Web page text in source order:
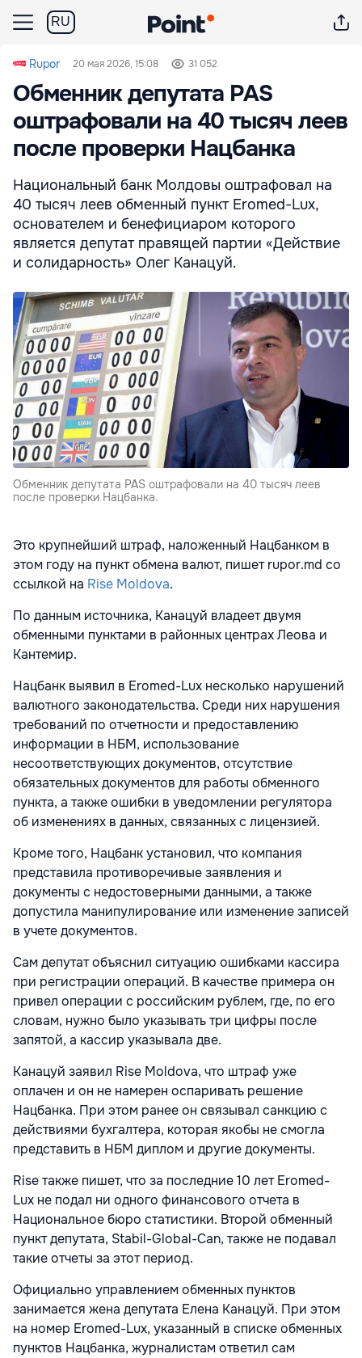
RU
Rupor 20 мая 2026, 15:08 31 052
Обменник депутата PAS
оштрафовали на 40 тысяч леев
после проверки Нацбанка
Национальный банк Молдовы оштрафовал на
40 тысяч леев обменный пункт Eromed-Lux,
основателем и бенефициаром которого
является депутат правящей партии «Действие
и солидарность» Олег Канацуй.
Обменник депутата PAS оштрафовали на 40 тысяч леев
после проверки Нацбанка.
Это крупнейший штраф, наложенный Нацбанком в
этом году на пункт обмена валют, пишет rupor.md со
ссылкой на Rise Moldova.
По данным источника, Канацуй владеет двумя
обменными пунктами в районных центрах Леова и
Кантемир.
Нацбанк выявил в Eromed-Lux несколько нарушений
валютного законодательства. Среди них нарушения
требований по отчетности и предоставлению
информации в НБМ, использование
несоответствующих документов, отсутствие
обязательных документов для работы обменного
пункта, а также ошибки в уведомлении регулятора
об изменениях в данных, связанных с лицензией.
Кроме того, Нацбанк установил, что компания
представила противоречивые заявления и
документы с недостоверными данными, а также
допустила манипулирование или изменение записей
в учете документов.
Сам депутат объяснил ситуацию ошибками кассира
при регистрации операций. В качестве примера он
привел операции с российским рублем, где, по его
словам, нужно было указывать три цифры после
запятой, а кассир указывала две.
Канацуй заявил Rise Moldova, что штраф уже
оплачен и он не намерен оспаривать решение
Нацбанка. При этом ранее он связывал санкцию с
действиями бухгалтера, которая якобы не смогла
представить в НБМ диплом и другие документы.
Rise также пишет, что за последние 10 лет Eromed-
Lux не подал ни одного финансового отчета в
Национальное бюро статистики. Второй обменный
пункт депутата, Stabil-Global-Can, также не подавал
такие отчеты за этот период.
Официально управлением обменных пунктов
занимается жена депутата Елена Канацуй. При этом
на номер Eromed-Lux, указанный в списке обменных
пунктов Нацбанка, журналистам ответил сам